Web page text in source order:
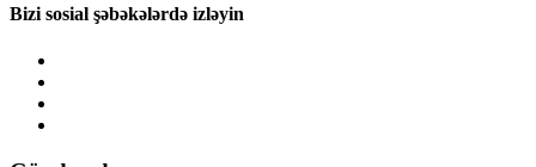
Bizi sosial şəbəkələrdə izləyin